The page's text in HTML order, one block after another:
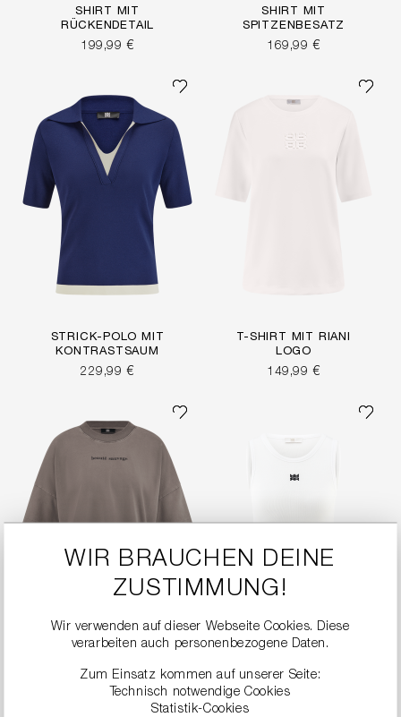
SHIRT MIT
RÜCKENDETAIL
199,99 €
SHIRT MIT
SPITZENBESATZ
169,99 €
STRICK-POLO MIT
KONTRASTSAUM
229,99 €
T-SHIRT MIT RIANI
LOGO
149,99 €
RÜCKENPRINT
149,99 €
JERSEY
99,99 €
WIR BRAUCHEN DEINE
ZUSTIMMUNG!
Wir verwenden auf dieser Webseite Cookies. Diese
verarbeiten auch personenbezogene Daten.
Zum Einsatz kommen auf unserer Seite:
Technisch notwendige Cookies
Statistik-Cookies